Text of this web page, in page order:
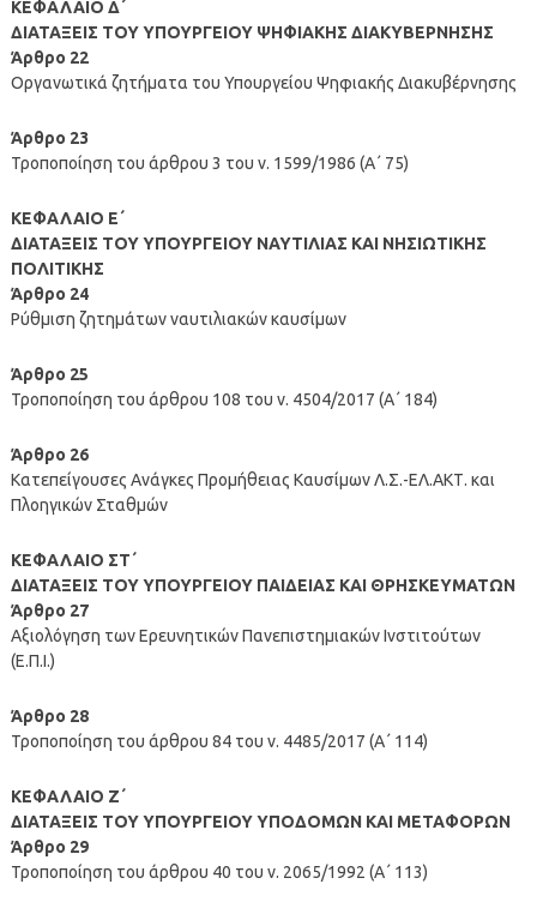
ΚΕΦΑΛΑΙΟ Δ΄
ΔΙΑΤΑΞΕΙΣ ΤΟΥ ΥΠΟΥΡΓΕΙΟΥ ΨΗΦΙΑΚΗΣ ΔΙΑΚΥΒΕΡΝΗΣΗΣ
Άρθρο 22
Οργανωτικά ζητήματα του Υπουργείου Ψηφιακής Διακυβέρνησης
Άρθρο 23
Τροποποίηση του άρθρου 3 του ν. 1599/1986 (Α΄ 75)
ΚΕΦΑΛΑΙΟ Ε΄
ΔΙΑΤΑΞΕΙΣ ΤΟΥ ΥΠΟΥΡΓΕΙΟΥ ΝΑΥΤΙΛΙΑΣ ΚΑΙ ΝΗΣΙΩΤΙΚΗΣ
ΠΟΛΙΤΙΚΗΣ
Άρθρο 24
Ρύθμιση ζητημάτων ναυτιλιακών καυσίμων
Άρθρο 25
Τροποποίηση του άρθρου 108 του ν. 4504/2017 (Α΄ 184)
Άρθρο 26
Κατεπείγουσες Ανάγκες Προμήθειας Καυσίμων Λ.Σ.-ΕΛ.ΑΚΤ. και
Πλοηγικών Σταθμών
ΚΕΦΑΛΑΙΟ ΣΤ΄
ΔΙΑΤΑΞΕΙΣ ΤΟΥ ΥΠΟΥΡΓΕΙΟΥ ΠΑΙΔΕΙΑΣ ΚΑΙ ΘΡΗΣΚΕΥΜΑΤΩΝ
Άρθρο 27
Αξιολόγηση των Ερευνητικών Πανεπιστημιακών Ινστιτούτων
(Ε.Π.Ι.)
Άρθρο 28
Τροποποίηση του άρθρου 84 του ν. 4485/2017 (Α΄ 114)
ΚΕΦΑΛΑΙΟ Ζ΄
ΔΙΑΤΑΞΕΙΣ ΤΟΥ ΥΠΟΥΡΓΕΙΟΥ ΥΠΟΔΟΜΩΝ ΚΑΙ ΜΕΤΑΦΟΡΩΝ
Άρθρο 29
Τροποποίηση του άρθρου 40 του ν. 2065/1992 (Α΄ 113)